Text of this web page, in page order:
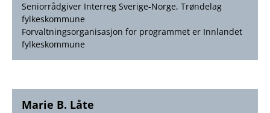
Seniorrådgiver Interreg Sverige-Norge, Trøndelag
fylkeskommune
Forvaltningsorganisasjon for programmet er Innlandet
fylkeskommune
Marie B. Låte